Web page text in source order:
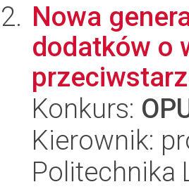
Nowa
dodatków o
Konkurs:
Kierownik:
Politechnika